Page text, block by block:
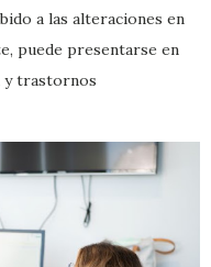
a las alteraciones en
puede presentarse en
y trastornos